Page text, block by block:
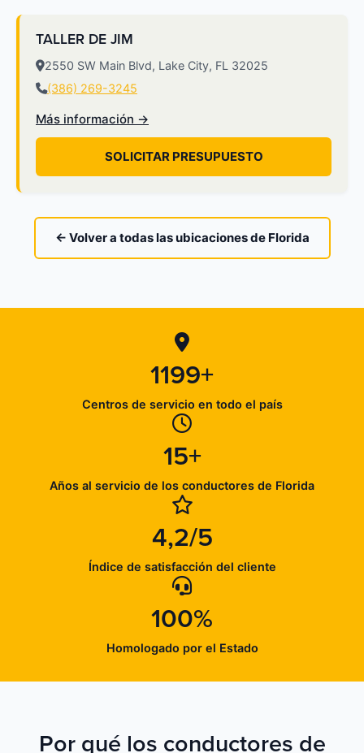
TALLER DE JIM
2550 SW Main Blvd, Lake City, FL 32025
(386) 269-3245
Más información →
SOLICITAR PRESUPUESTO
← Volver a todas las ubicaciones de Florida
1199+
Centros de servicio en todo el país
15+
Años al servicio de los conductores de Florida
4,2/5
Índice de satisfacción del cliente
100%
Homologado por el Estado
Por qué los conductores de